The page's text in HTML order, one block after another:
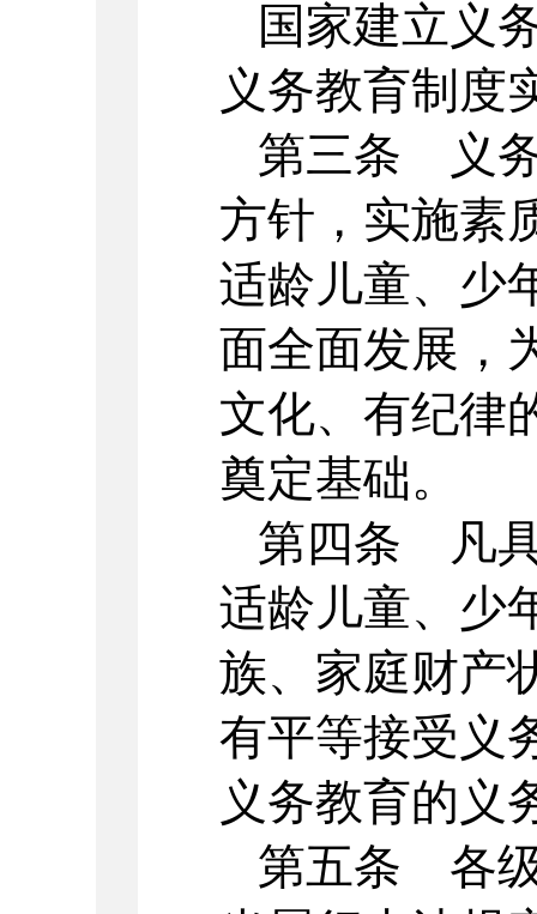
国家建立义
义务教育制度
第三条 义
方针，实施素
适龄儿童、少
面全面发展，
文化、有纪律
奠定基础。
第四条 凡
适龄儿童、少
族、家庭财产
有平等接受义
义务教育的义
第五条 各